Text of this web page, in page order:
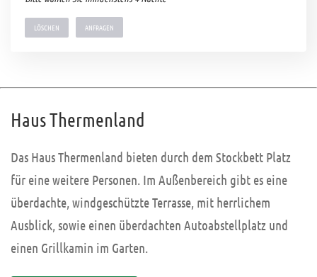
LÖSCHEN
Haus Thermenland
Das Haus Thermenland bieten durch dem Stockbett Platz
für eine weitere Personen. Im Außenbereich gibt es eine
überdachte, windgeschützte Terrasse, mit herrlichem
Ausblick, sowie einen überdachten Autoabstellplatz und
einen Grillkamin im Garten.